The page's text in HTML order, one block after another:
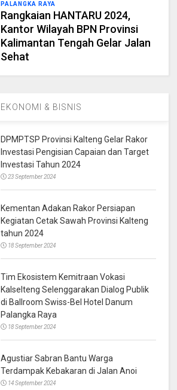
PALANGKA RAYA
Rangkaian HANTARU 2024,
Kantor Wilayah BPN Provinsi
Kalimantan Tengah Gelar Jalan
Sehat
EKONOMI & BISNIS
DPMPTSP Provinsi Kalteng Gelar Rakor
Investasi Pengisian Capaian dan Target
Investasi Tahun 2024
23 September 2024
Kementan Adakan Rakor Persiapan
Kegiatan Cetak Sawah Provinsi Kalteng
tahun 2024
18 September 2024
Tim Ekosistem Kemitraan Vokasi
Kalselteng Selenggarakan Dialog Publik
di Ballroom Swiss-Bel Hotel Danum
Palangka Raya
18 September 2024
Agustiar Sabran Bantu Warga
Terdampak Kebakaran di Jalan Anoi
14 September 2024